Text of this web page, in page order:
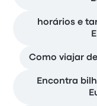
horários e
Como viajar
Encontra